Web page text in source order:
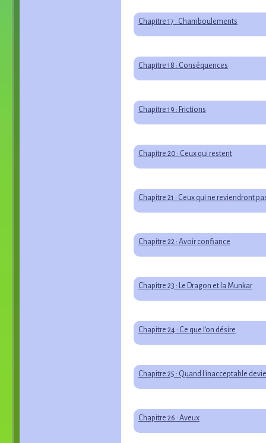
Chapitre 17 : Chamboulements
Chapitre 18 : Conséquences
Chapitre 19 : Frictions
Chapitre 20 : Ceux qui restent
Chapitre 21 : Ceux qui ne reviendront
Chapitre 22 : Avoir confiance
Chapitre 23 : Le Dragon et la Munkar
Chapitre 24 : Ce que l’on désire
Chapitre 25 : Quand l'inacceptable
Chapitre 26 : Aveux